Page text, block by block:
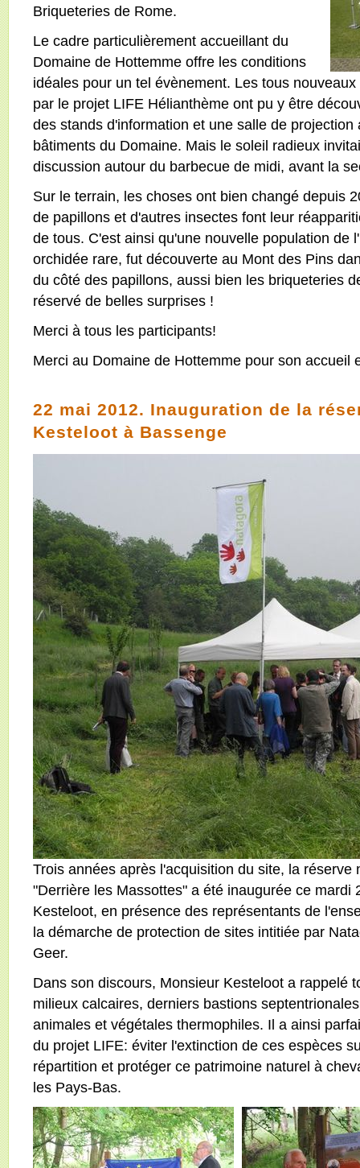
Briqueteries de Rome.
Le cadre particulièrement accueillant du
Domaine de Hottemme offre les conditions
idéales pour un tel évènement. Les tous
par le projet LIFE Hélianthème ont pu y être
des stands d'information et une salle de
bâtiments du Domaine. Mais le soleil radieux
discussion autour du barbecue de midi, avant la
Sur le terrain, les choses ont bien changé depuis
de papillons et d'autres insectes font leur
de tous. C'est ainsi qu'une nouvelle population de
orchidée rare, fut découverte au Mont des Pins
du côté des papillons, aussi bien les briqueteries
réservé de belles surprises !
Merci à tous les participants!
Merci au Domaine de Hottemme pour son accueil
22 mai 2012. Inauguration de la
Kesteloot à Bassenge
Trois années après l'acquisition du site, la réserve
"Derrière les Massottes" a été inaugurée ce mardi
Kesteloot, en présence des représentants de
la démarche de protection de sites intitiée par
Geer.
Dans son discours, Monsieur Kesteloot a rappelé
milieux calcaires, derniers bastions
animales et végétales thermophiles. Il a ainsi
du projet LIFE: éviter l'extinction de ces espèces
répartition et protéger ce patrimoine naturel à
les Pays-Bas.